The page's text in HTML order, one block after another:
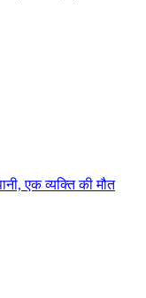
एक व्यक्ति की मौत